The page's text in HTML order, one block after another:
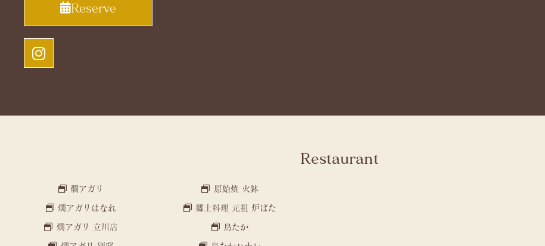
Reserve
Restaurant
燗アガリ
燗アガリはなれ
燗アガリ 立川店
原始焼 火鉢
郷土料理 元祖 炉ばた
鳥たか